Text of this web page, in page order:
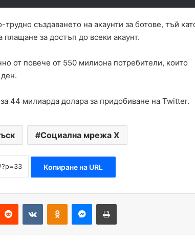
създаването на акаунти за ботове, тъй
за достъп до всеки акаунт.
от повече от 550 милиона потребители, които
44 милиарда долара за придобиване на Twitter.
Социална мрежа X
Копиране на URL